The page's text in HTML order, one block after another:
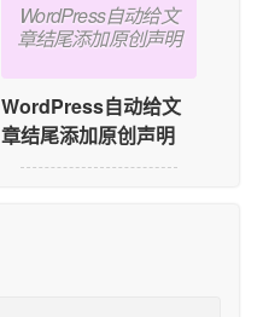
WordPress自动给文
章结尾添加原创声明
WordPress自动给文
章结尾添加原创声明